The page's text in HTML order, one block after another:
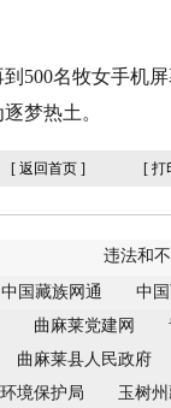
名牧女手机
梦热土。
[ 返回首页 ] [ 打
违法和
中国藏族网通 中
曲麻莱党建网
曲麻莱县人民政府
境保护局 玉树